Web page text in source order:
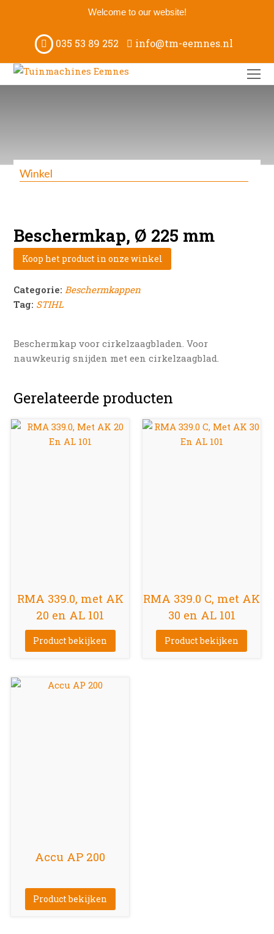
Welcome to our website!
035 53 89 252 info@tm-eemnes.nl
Winkel
Beschermkap, Ø 225 mm
Koop het product in onze winkel
Categorie: Beschermkappen
Tag: STIHL
Beschermkap voor cirkelzaagbladen. Voor
nauwkeurig snijden met een cirkelzaagblad.
Gerelateerde producten
RMA 339.0, met AK
20 en AL 101
Product bekijken
RMA 339.0 C, met AK
30 en AL 101
Product bekijken
Accu AP 200
Product bekijken